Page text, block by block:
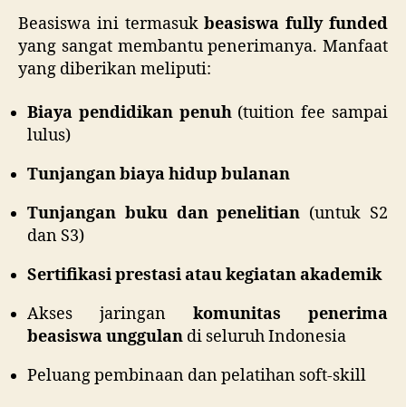
Beasiswa ini termasukbeasiswa fully funded
yang sangat membantu penerimanya. Manfaat
yang diberikan meliputi:
Biaya pendidikan penuh(tuition fee sampai
lulus)
Tunjangan biaya hidup bulanan
Tunjangan buku dan penelitian (untuk S2
dan S3)
Sertifikasi prestasi atau kegiatan akademik
Akses jaringan komunitas penerima
beasiswa unggulan di seluruh Indonesia
Peluang pembinaan dan pelatihan soft-skill